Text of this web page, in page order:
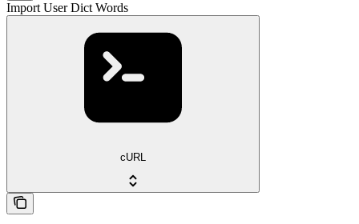
Import User Dict Words
cURL